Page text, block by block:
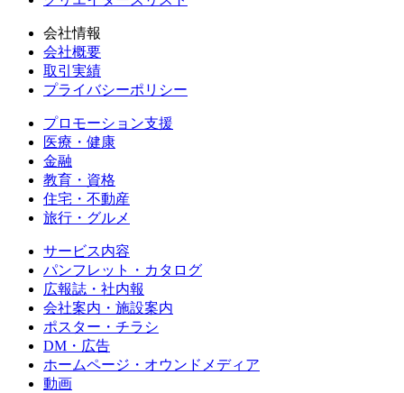
会社情報
会社概要
取引実績
プライバシーポリシー
プロモーション支援
医療・健康
金融
教育・資格
住宅・不動産
旅行・グルメ
サービス内容
パンフレット・カタログ
広報誌・社内報
会社案内・施設案内
ポスター・チラシ
DM・広告
ホームページ・オウンドメディア
動画